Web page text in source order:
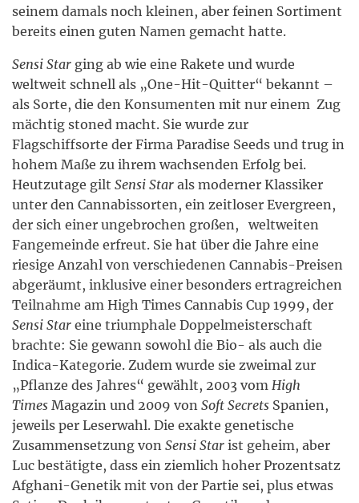
seinem damals noch kleinen, aber feinen Sortiment
bereits einen guten Namen gemacht hatte.
Sensi Star ging ab wie eine Rakete und wurde
weltweit schnell als „One-Hit-Quitter“ bekannt –
als Sorte, die den Konsumenten mit nur einem Zug
mächtig stoned macht. Sie wurde zur
Flagschiffsorte der Firma Paradise Seeds und trug in
hohem Maße zu ihrem wachsenden Erfolg bei.
Heutzutage gilt Sensi Star als moderner Klassiker
unter den Cannabissorten, ein zeitloser Evergreen,
der sich einer ungebrochen großen, weltweiten
Fangemeinde erfreut. Sie hat über die Jahre eine
riesige Anzahl von verschiedenen Cannabis-Preisen
abgeräumt, inklusive einer besonders ertragreichen
Teilnahme am High Times Cannabis Cup 1999, der
Sensi Star eine triumphale Doppelmeisterschaft
brachte: Sie gewann sowohl die Bio- als auch die
Indica-Kategorie. Zudem wurde sie zweimal zur
„Pflanze des Jahres“ gewählt, 2003 vom High
Times Magazin und 2009 von Soft Secrets Spanien,
jeweils per Leserwahl. Die exakte genetische
Zusammensetzung von Sensi Star ist geheim, aber
Luc bestätigte, dass ein ziemlich hoher Prozentsatz
Afghani-Genetik mit von der Partie sei, plus etwas